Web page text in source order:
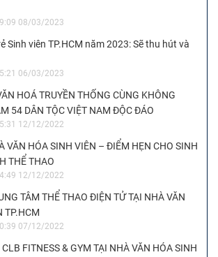
08/03/2023
Sinh viên TP.HCM năm 2023: Sẽ thu hút và
06/03/2023
HOÁ TRUYỀN THỐNG CÙNG KHÔNG
54 DÂN TỘC VIỆT NAM ĐỘC ĐÁO
12/12/2022
VĂN HÓA SINH VIÊN – ĐIỂM HẸN CHO SINH
THỂ THAO
12/12/2022
TÂM THỂ THAO ĐIỆN TỬ TẠI NHÀ VĂN
TP.HCM
07/12/2022
FITNESS & GYM TẠI NHÀ VĂN HÓA SINH